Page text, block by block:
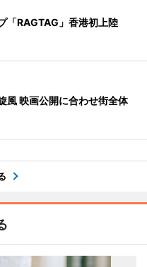
「RAGTAG」香港初上陸
風 映画公開に合わせ街全体